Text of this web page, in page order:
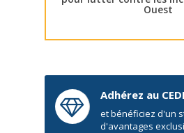
Ouest
Adhérez au
et bénéficiez d'un
d'avantages